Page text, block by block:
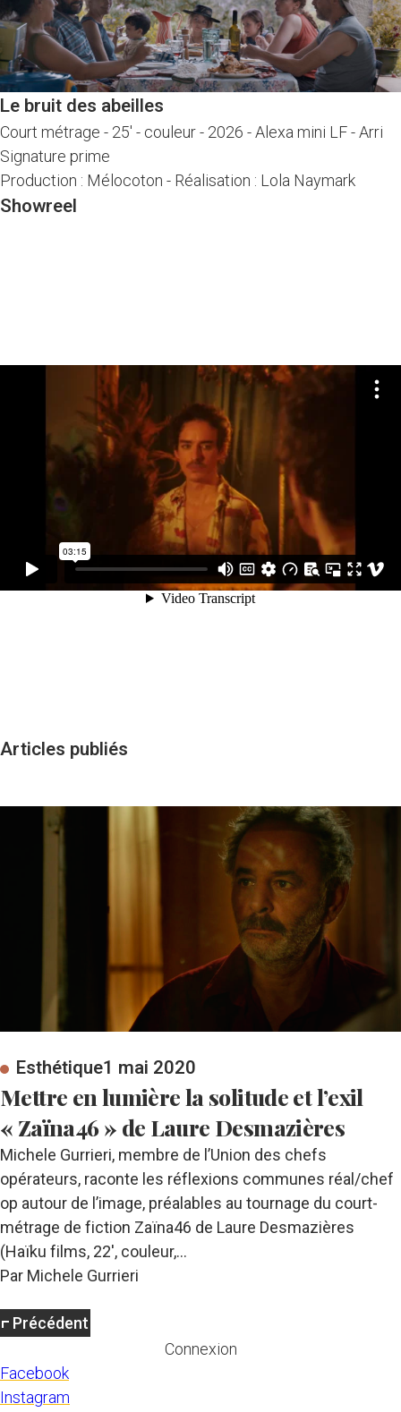
Le bruit des abeilles
Court métrage - 25' - couleur - 2026 -Alexa mini LF - Arri
Signature prime
Production : Mélocoton - Réalisation : Lola Naymark
Showreel
Articles publiés
Esthétique1 mai 2020
Mettre en lumière la solitude et l’exil
« Zaïna46 » de Laure Desmazières
Michele Gurrieri, membre de l’Union des chefs
opérateurs, raconte les réflexions communes réal/chef
op autour de l’image, préalables au tournage du court-
métrage de fiction Zaïna46 de Laure Desmazières
(Haïku films, 22′, couleur,…
Par Michele Gurrieri
Précédent
Connexion
Facebook
Instagram